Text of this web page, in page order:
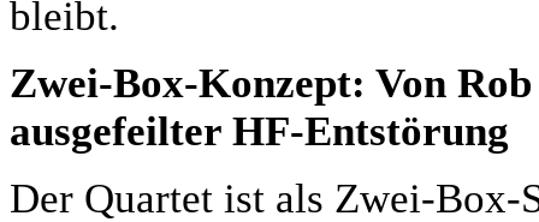
bleibt.
Zwei-Box-Konzept: Von
ausgefeilter HF-Entstörung
Der Quartet ist als Zwei-